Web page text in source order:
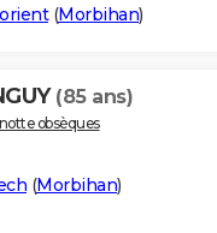
(Morbihan)
(85 ans)
obsèques
(Morbihan)